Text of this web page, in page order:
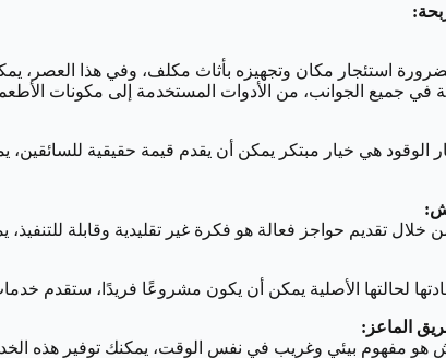
في جميع الجوانب، من الأدوات المستخدمة إلى مكونات
الوقود هي خيار مبتكر يمكن أن يقدم قيمة حقيقية
تقديم حواجز فعالة هو فكرة غير تقليدية وقابلة
لحالتها الأصلية يمكن أن يكون مشروعًا فريدًا، ستقدم
هو مفهوم بيئي وغريب في نفس الوقت، يمكنك توفير هذه